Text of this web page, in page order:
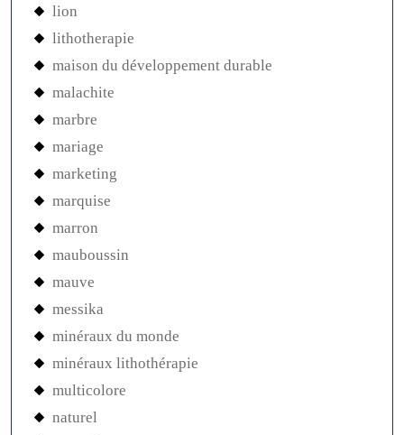
lion
lithotherapie
maison du développement durable
malachite
marbre
mariage
marketing
marquise
marron
mauboussin
mauve
messika
minéraux du monde
minéraux lithothérapie
multicolore
naturel